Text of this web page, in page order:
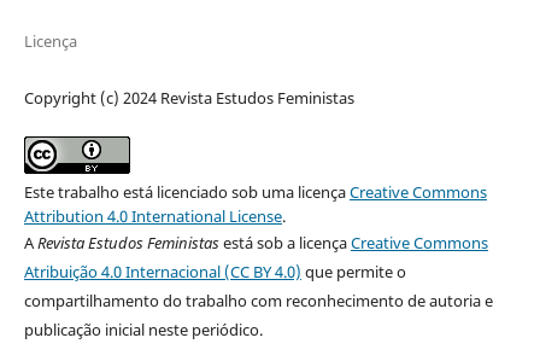
Licença
Copyright (c) 2024 Revista Estudos Feministas
Este trabalho está licenciado sob uma licençaCreative Commons
Attribution 4.0 International License.
ARevista Estudos Feministasestá sob a licençaCreative Commons
Atribuição 4.0 Internacional (CC BY 4.0) que permite o
compartilhamento do trabalho com reconhecimento de autoria e
publicação inicial neste periódico.